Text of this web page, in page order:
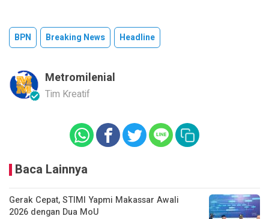
BPN Breaking News Headline
Metromilenial
Tim Kreatif
Baca Lainnya
Gerak Cepat, STIMI Yapmi Makassar Awali
2026 dengan Dua MoU